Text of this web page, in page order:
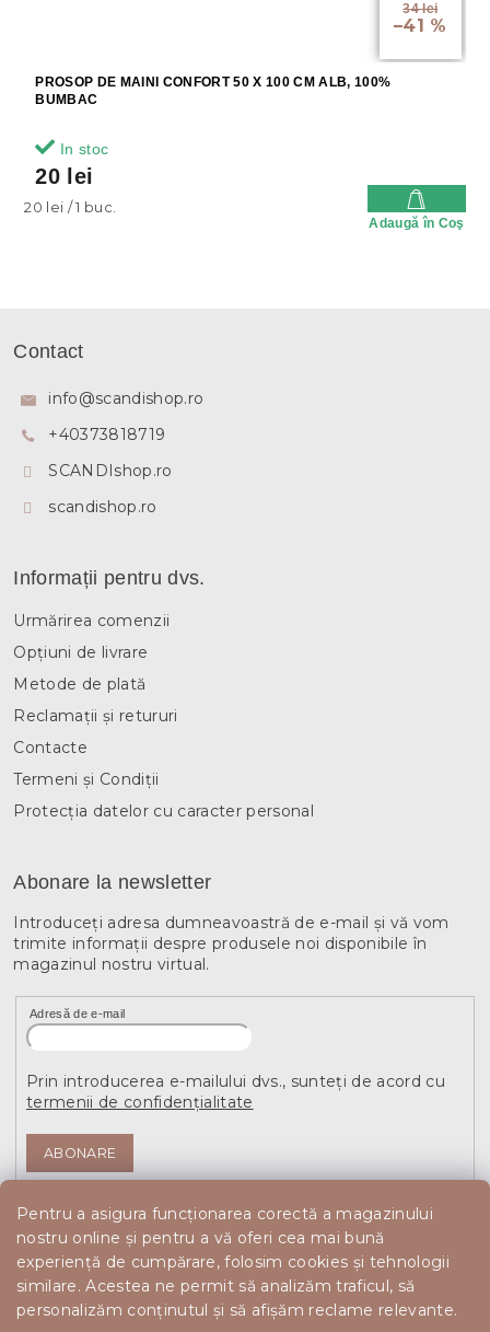
Pentru a asigura funcționarea corectă a magazinului
nostru online și pentru a vă oferi cea mai bună
experiență de cumpărare, folosim cookies și tehnologii
similare. Acestea ne permit să analizăm traficul, să
personalizăm conținutul și să afișăm reclame relevante.
34 lei
–41 %
PROSOP DE MAINI CONFORT 50 X 100 CM ALB, 100%
BUMBAC
In stoc
20 lei
Evaluare
20 lei / 1 buc.
Adaugă în Coş
Contact
info@scandishop.ro
+40373818719
SCANDIshop.ro
scandishop.ro
Informații pentru dvs.
Urmărirea comenzii
Opțiuni de livrare
Metode de plată
Reclamații și retururi
Contacte
Termeni și Condiții
Protecția datelor cu caracter personal
Abonare la newsletter
Introduceţi adresa dumneavoastră de e-mail şi vă vom
trimite informaţii despre produsele noi disponibile în
magazinul nostru virtual.
Adresă de e-mail
Prin introducerea e-mailului dvs., sunteți de acord cu
termenii de confidențialitate
ABONARE